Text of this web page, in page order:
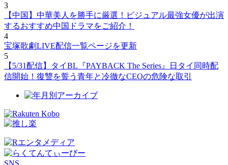
3
【中国】中華美人を勝手に厳選！ビジュアル最強女優が出演
するおすすめ中国ドラマをご紹介！
4
宝塚歌劇LIVE配信一覧ページを更新
5
【5/31配信】タイBL『PAYBACK The Series』日タイ同時配
信開始！復讐を誓う青年と冷徹なCEOの危険な取引
SNS